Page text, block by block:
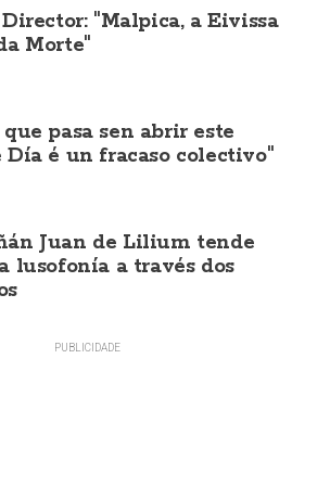
"Malpica, a Eivissa
Morte"
pasa sen abrir este
Día é un fracaso colectivo"
Juan de Lilium tende
lusofonía a través dos